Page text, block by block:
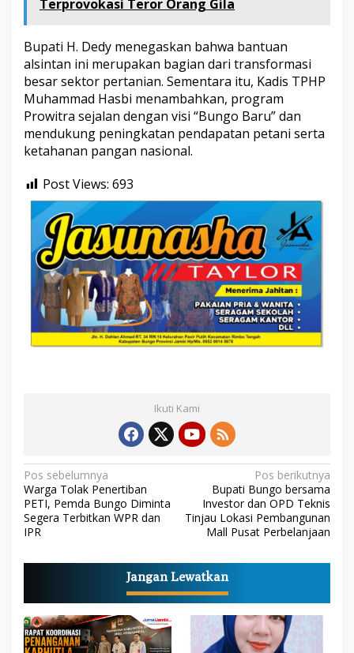
k
k
e
K
e
o
m
p
n
i
Terprovokasi Teror Orang Gila
Bupati H. Dedy menegaskan bahwa bantuan
alsintan ini merupakan bagian dari transformasi
besar sektor pertanian. Sementara itu, Kadis TPHP
Muhammad Hasbi menambahkan, program
Prowitra sejalan dengan visi “Bungo Baru” dan
mendukung peningkatan pendapatan petani serta
ketahanan pangan nasional.
Post Views: 693
Ikuti Kami
N
a
v
g
s
i
Pos sebelumnya
Warga Tolak Penertiban
PETI, Pemda Bungo Diminta
Segera Terbitkan WPR dan
IPR
Pos berikutnya
Bupati Bungo bersama
Investor dan OPD Teknis
Tinjau Lokasi Pembangunan
Mall Pusat Perbelanjaan
Jangan Lewatkan